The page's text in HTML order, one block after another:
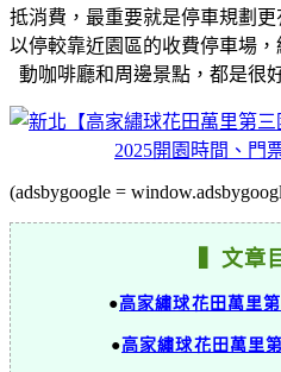
抵消費，最重要就是停車規劃
以停較靠近園區的收費停車場
動咖啡廳和周邊景點，都是很
(adsbygoogle =
▍文章
●高家繡球花田萬里
●高家繡球花田萬里